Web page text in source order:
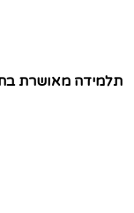
תלמידה מאושרת